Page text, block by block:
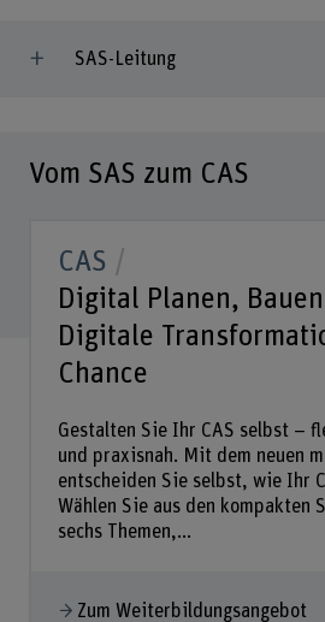
SAS-Leitung
Vom SAS zum CAS
CAS
Digital Planen,
Digitale
Chance
Gestalten Sie Ihr CAS selbst –
und praxisnah. Mit dem neuen
entscheiden Sie selbst, wie Ihr
Wählen Sie aus den kompakten
sechs Themen,...
Zum Weiterbildungsangebot